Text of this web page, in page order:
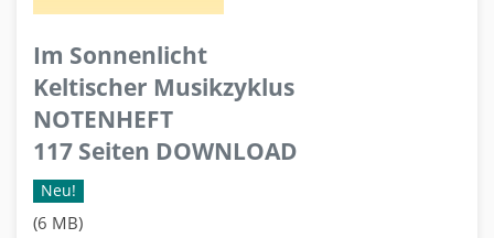
Im Sonnenlicht
Keltischer Musikzyklus
NOTENHEFT
117 Seiten DOWNLOAD
Neu!
(6 MB)